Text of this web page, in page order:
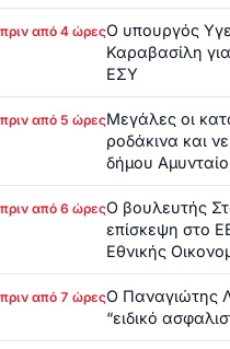
πριν από 4 ώρεςΟ υπουργός
Καραβασίλη
ΕΣΥ
πριν από 5 ώρεςΜεγάλες οι
ροδάκινα και
δήμου
πριν από 6 ώρεςΟ βουλευτής
επίσκεψη στο
Εθνικής
πριν από 7 ώρεςΟ Παναγιώτης
“ειδικό